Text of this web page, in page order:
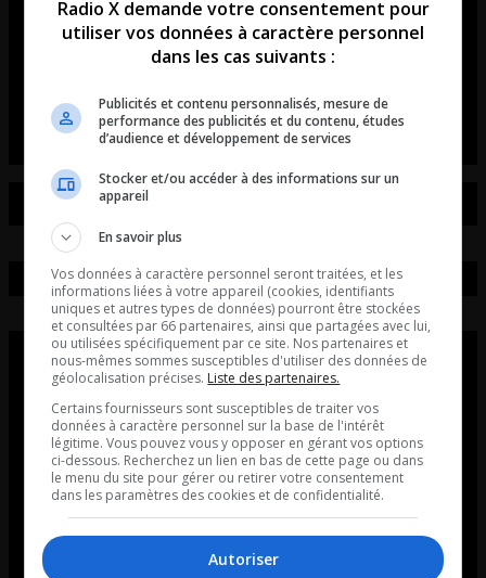
révolutionne les rassemblements
de voitures et de motos!
L’entrevue avec David Beaudoin
Radio X demande votre consentement pour
utiliser vos données à caractère personnel
dans les cas suivants :
Publicités et contenu personnalisés, mesure de
performance des publicités et du contenu, études
d’audience et développement de services
Stocker et/ou accéder à des informations sur un
appareil
En savoir plus
Vos données à caractère personnel seront traitées, et les
informations liées à votre appareil (cookies, identifiants
uniques et autres types de données) pourront être stockées
et consultées par 66 partenaires, ainsi que partagées avec lui,
ou utilisées spécifiquement par ce site. Nos partenaires et
nous-mêmes sommes susceptibles d'utiliser des données de
géolocalisation précises. Liste des partenaires.
Certains fournisseurs sont susceptibles de traiter vos
données à caractère personnel sur la base de l'intérêt
légitime. Vous pouvez vous y opposer en gérant vos options
ci-dessous. Recherchez un lien en bas de cette page ou dans
le menu du site pour gérer ou retirer votre consentement
dans les paramètres des cookies et de confidentialité.
Autoriser